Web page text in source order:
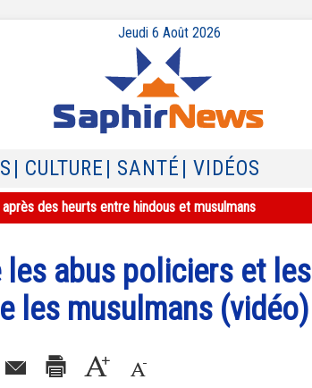
Jeudi 6 Août 2026
| CULTURE | SANTÉ | VIDÉOS
des heurts entre hindous et musulmans
les abus policiers et les
les musulmans (vidéo)